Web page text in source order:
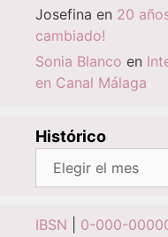
Josefina en 20
cambiado!
Sonia Blanco en
en Canal Málaga
Histórico
IBSN 0-000-